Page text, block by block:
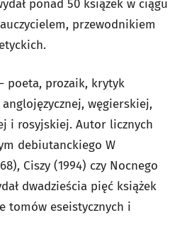
ponad 50 książek w ciągu
przewodnikiem
poeta, prozaik, krytyk
węgierskiej,
i rosyjskiej. Autor licznych
debiutanckiego W
Ciszy (1994) czy Nocnego
dwadzieścia pięć książek
tomów eseistycznych i